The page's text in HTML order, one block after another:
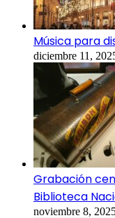
Música para
diciembre 11,
Grabación
Biblioteca
noviembre 8,